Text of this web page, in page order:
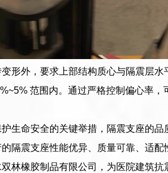
形外，要求上部结构质心与隔震层
范围内。通过严格控制偏心率
生命安全的关键举措，隔震支座的
隔震支座性能优异、质量可靠、适
林橡胶制品有限公司，为医院建筑